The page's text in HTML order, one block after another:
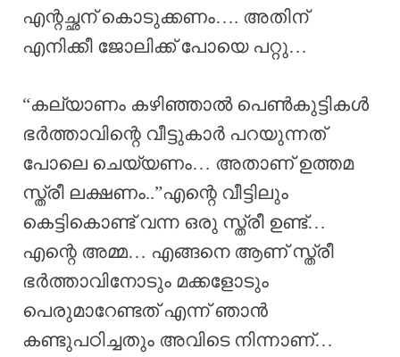
എന്റച്ഛന് കൊടുക്കണം…. അതിന്
എനിക്കീ ജോലിക്ക് പോയെ പറ്റു…
“കല്യാണം കഴിഞ്ഞാൽ പെൺകുട്ടികൾ
ഭർത്താവിന്റെ വീട്ടുകാർ പറയുന്നത്
പോലെ ചെയ്യണം… അതാണ് ഉത്തമ
സ്ത്രീ ലക്ഷണം..”എന്റെ വീട്ടിലും
കെട്ടികൊണ്ട് വന്ന ഒരു സ്ത്രീ ഉണ്ട്…
എന്റെ അമ്മ… എങ്ങനെ ആണ് സ്ത്രീ
ഭർത്താവിനോടും മക്കളോടും
പെരുമാറേണ്ടത് എന്ന് ഞാൻ
കണ്ടുപഠിച്ചതും അവിടെ നിന്നാണ്…